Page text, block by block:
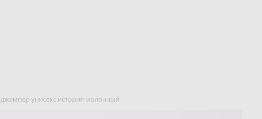
джемпер унисекс история молочный